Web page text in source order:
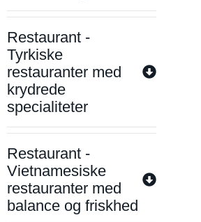
Restaurant -
Tyrkiske
restauranter med
krydrede
specialiteter
Restaurant -
Vietnamesiske
restauranter med
balance og friskhed